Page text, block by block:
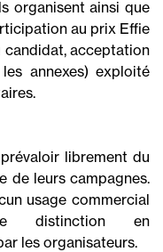
organisent ainsi que
au prix Effie
candidat, acceptation
annexes) exploité
librement du
de leurs campagnes.
usage commercial
distinction en
les organisateurs.